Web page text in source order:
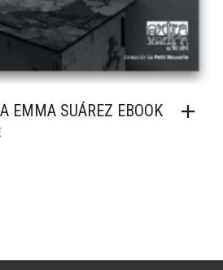
EMMA SUÁREZ EBOOK